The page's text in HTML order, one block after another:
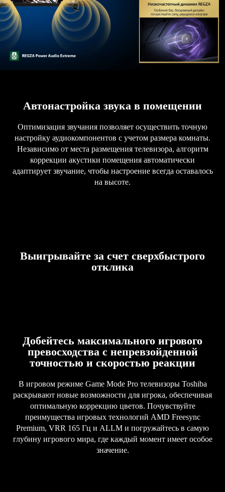
Автонастройка звука в помещении
Оптимизация звучания позволяет осуществить точную
настройку аудиокомпонентов с учетом размера комнаты.
Независимо от места размещения телевизора, алгоритм
коррекции акустики помещения автоматически
адаптирует звучание, чтобы настроение всегда оставалось
на высоте.
Выигрывайте за счет сверхбыстрого
отклика
Добейтесь максимального игрового
превосходства с непревзойденной
точностью и скоростью реакции
В игровом режиме Game Mode Pro телевизоры Toshiba
раскрывают новые возможности для игрока, обеспечивая
оптимальную коррекцию цветов. Почувствуйте
преимущества игровых технологий AMD Freesync
Premium, VRR 165 Гц и ALLM и погружайтесь в самую
глубину игрового мира, где каждый момент имеет особое
значение.